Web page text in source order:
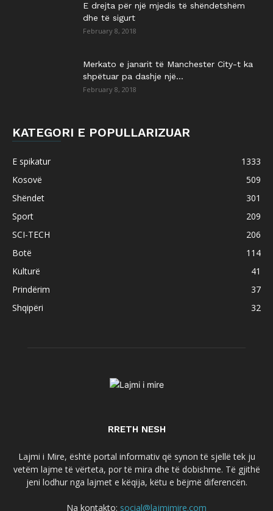
E drejta për një mjedis të shëndetshëm
dhe të sigurt
February 8, 2018
Merkato e janarit të Manchester City-t ka
shpëtuar pa dashje një...
February 8, 2018
KATEGORI E POPULLARIZUAR
E spikatur
1333
Kosovë
509
Shëndet
301
Sport
209
SCI-TECH
206
Botë
114
Kulturë
41
Prindërim
37
Shqipëri
32
RRETH NESH
Lajmi i Mire, është portal informativ që synon të sjellë tek ju
vetëm lajme të vërteta, por të mira dhe të dobishme. Të gjithë
jeni lodhur nga lajmet e këqija, këtu e bëjmë diferencën.
Na kontakto: social@lajmimire.com